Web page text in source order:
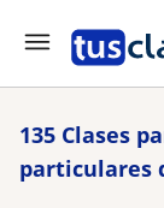
135 Clases
particulares